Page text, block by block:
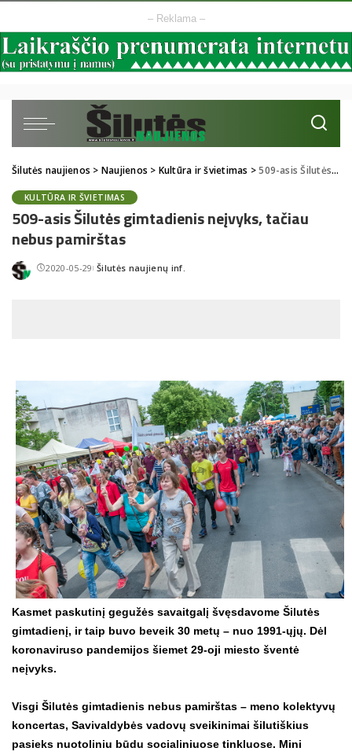
– Reklama –
Šilutės naujienos > Naujienos > Kultūra ir švietimas >509-asis Šilutės gimtadienis neįvyks, tačiau nebus pamirštas
KULTŪRA IR ŠVIETIMAS
509-asis Šilutės gimtadienis neįvyks, tačiau
nebus pamirštas
2020-05-29Posted
Šilutės naujienų inf.
Kasmet paskutinį gegužės savaitgalį švęsdavome Šilutės
gimtadienį, ir taip buvo beveik 30 metų – nuo 1991-ųjų. Dėl
koronaviruso pandemijos šiemet 29-oji miesto šventė
neįvyks.
Visgi Šilutės gimtadienis nebus pamirštas – meno kolektyvų
koncertas, Savivaldybės vadovų sveikinimai šilutiškius
pasieks nuotoliniu būdu socialiniuose tinkluose. Mini